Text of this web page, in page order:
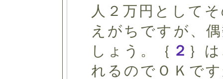
人２万円として
えがちですが、
しょう。｛ ２ ｝
れるのでＯＫで